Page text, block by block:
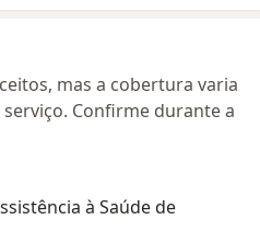
mas a cobertura varia
Confirme durante a
à Saúde de